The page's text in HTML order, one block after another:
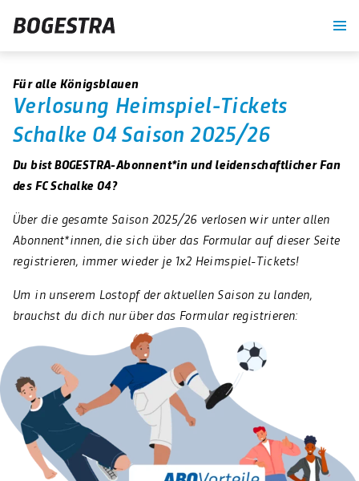
Für alle Königsblauen
Verlosung Heimspiel-Tickets
Schalke 04 Saison 2025/26
Du bist BOGESTRA-Abonnent*in und leidenschaftlicher Fan
des FC Schalke 04?
Über die gesamte Saison 2025/26 verlosen wir unter allen
Abonnent*innen, die sich über das Formular auf dieser Seite
registrieren, immer wieder je 1x2 Heimspiel-Tickets!
Um in unserem Lostopf der aktuellen Saison zu landen,
brauchst du dich nur über das Formular registrieren: